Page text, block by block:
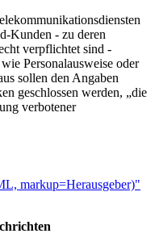
Kunden - zu deren
verpflichtet sind -
Personalausweise oder
sollen den Angaben
geschlossen werden, „die
verbotener
markup=Herausgeber)"